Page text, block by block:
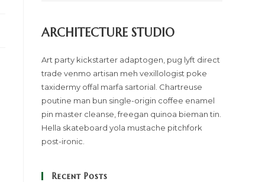
ARCHITECTURE STUDIO
Art party kickstarter adaptogen, pug lyft direct
trade venmo artisan meh vexillologist poke
taxidermy offal marfa sartorial. Chartreuse
poutine man bun single-origin coffee enamel
pin master cleanse, freegan quinoa bieman tin.
Hella skateboard yola mustache pitchfork
post-ironic.
Recent Posts